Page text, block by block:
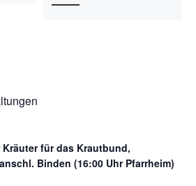
Kräuter für das Krautbund,
Binden (16:00 Uhr Pfarrheim)